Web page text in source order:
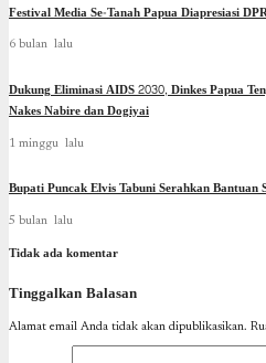
Festival Media Se-Tanah Papua Diapresiasi
6 bulan lalu
Dukung Eliminasi AIDS 2030, Dinkes Papua
Nakes Nabire dan Dogiyai
1 minggu lalu
Bupati Puncak Elvis Tabuni Serahkan Bantuan
5 bulan lalu
Tidak ada komentar
Tinggalkan Balasan
Alamat email Anda tidak akan dipublikasikan.